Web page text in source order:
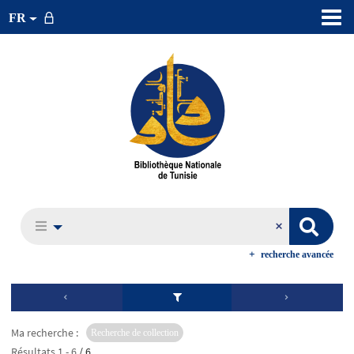
FR
recherche avancée
Ma recherche : Recherche de collection